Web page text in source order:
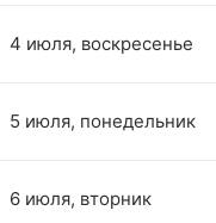
4 июля, воскресенье
5 июля, понедельник
6 июля, вторник